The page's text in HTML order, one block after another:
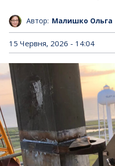
Автор: Малишко Ольга
15 Червня, 2026 - 14:04